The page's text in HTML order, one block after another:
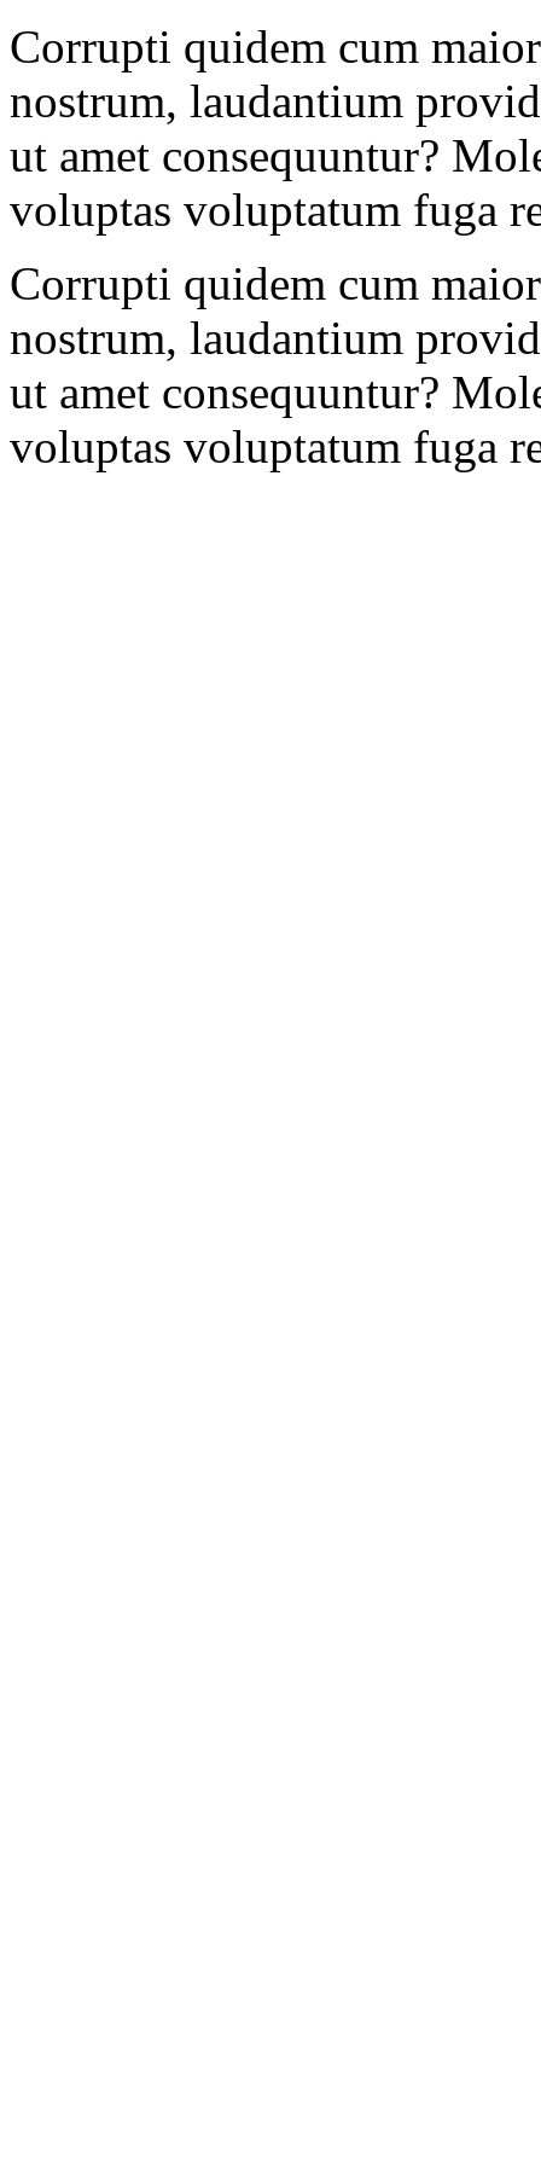
Corrupti quidem cum
nostrum, laudantium
ut amet consequuntur?
voluptas voluptatum fuga
Corrupti quidem cum
nostrum, laudantium
ut amet consequuntur?
voluptas voluptatum fuga